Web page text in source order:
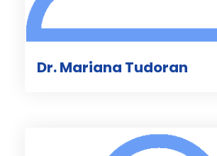
Dr. Mariana Tudoran